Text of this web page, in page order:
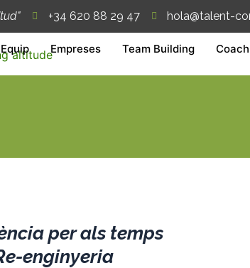
+34 620 88 29 47 hola@talent-
Equip Empreses Team Building
per als temps
enginyeria